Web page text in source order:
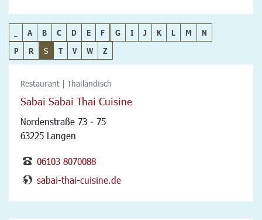
A B C D E F G I J K L M
N
P
R S T V W Z
Restaurant | Thailändisch
Sabai Sabai Thai Cuisine
Nordenstraße 73 - 75
63225 Langen
06103 8070088
sabai-thai-cuisine.de